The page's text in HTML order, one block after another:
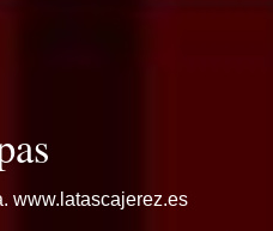
www.latascajerez.es